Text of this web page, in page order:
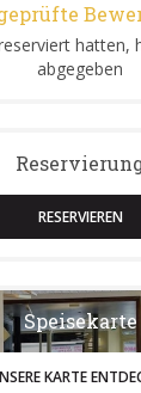
geprüfte
hatten,
abgegeben
RESERVIEREN
Speisekarte
KARTE